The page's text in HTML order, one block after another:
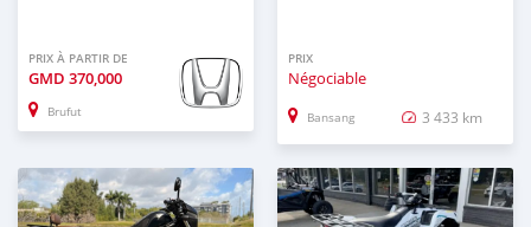
PRIX À PARTIR DE
GMD 370,000
Brufut
PRIX
Négociable
Bansang 3 433 km